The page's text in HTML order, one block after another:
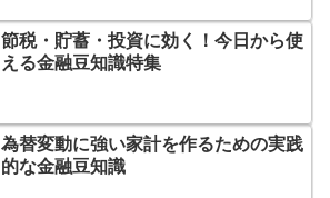
節税・貯蓄・投資に効く！今日から使
える金融豆知識特集
為替変動に強い家計を作るための実践
的な金融豆知識